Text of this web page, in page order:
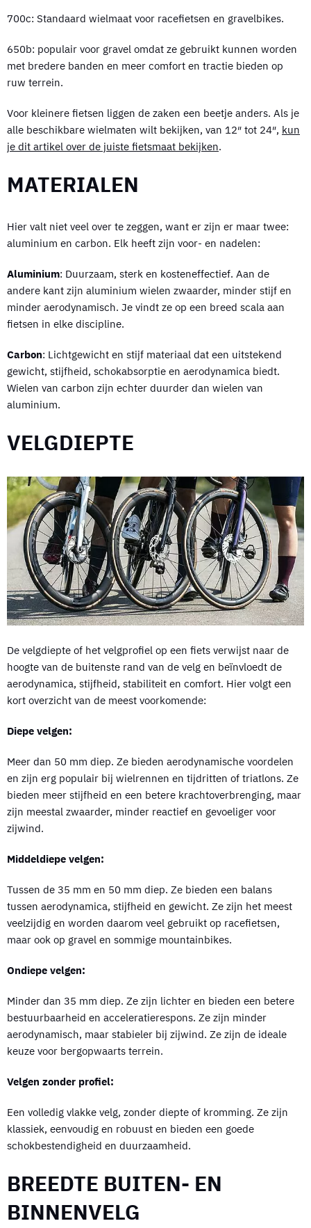
700c: Standaard wielmaat voor racefietsen en gravelbikes.
650b: populair voor gravel omdat ze gebruikt kunnen worden
met bredere banden en meer comfort en tractie bieden op
ruw terrein.
Voor kleinere fietsen liggen de zaken een beetje anders. Als je
alle beschikbare wielmaten wilt bekijken, van 12″ tot 24″, kun
je dit artikel over de juiste fietsmaat bekijken.
MATERIALEN
Hier valt niet veel over te zeggen, want er zijn er maar twee:
aluminium en carbon. Elk heeft zijn voor- en nadelen:
Aluminium: Duurzaam, sterk en kosteneffectief. Aan de
andere kant zijn aluminium wielen zwaarder, minder stijf en
minder aerodynamisch. Je vindt ze op een breed scala aan
fietsen in elke discipline.
Carbon: Lichtgewicht en stijf materiaal dat een uitstekend
gewicht, stijfheid, schokabsorptie en aerodynamica biedt.
Wielen van carbon zijn echter duurder dan wielen van
aluminium.
VELGDIEPTE
De velgdiepte of het velgprofiel op een fiets verwijst naar de
hoogte van de buitenste rand van de velg en beïnvloedt de
aerodynamica, stijfheid, stabiliteit en comfort. Hier volgt een
kort overzicht van de meest voorkomende:
Diepe velgen:
Meer dan 50 mm diep. Ze bieden aerodynamische voordelen
en zijn erg populair bij wielrennen en tijdritten of triatlons. Ze
bieden meer stijfheid en een betere krachtoverbrenging, maar
zijn meestal zwaarder, minder reactief en gevoeliger voor
zijwind.
Middeldiepe velgen:
Tussen de 35 mm en 50 mm diep. Ze bieden een balans
tussen aerodynamica, stijfheid en gewicht. Ze zijn het meest
veelzijdig en worden daarom veel gebruikt op racefietsen,
maar ook op gravel en sommige mountainbikes.
Ondiepe velgen:
Minder dan 35 mm diep. Ze zijn lichter en bieden een betere
bestuurbaarheid en acceleratierespons. Ze zijn minder
aerodynamisch, maar stabieler bij zijwind. Ze zijn de ideale
keuze voor bergopwaarts terrein.
Velgen zonder profiel:
Een volledig vlakke velg, zonder diepte of kromming. Ze zijn
klassiek, eenvoudig en robuust en bieden een goede
schokbestendigheid en duurzaamheid.
BREEDTE BUITEN- EN
BINNENVELG